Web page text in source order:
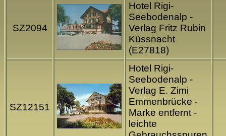
SZ2094
Hotel Rigi-
Seebodenalp -
Verlag Fritz Rubin
Küssnacht
(E27818)
SZ12151
Hotel Rigi-
Seebodenalp -
Verlag E. Zimi
Emmenbrücke -
Marke entfernt -
leichte